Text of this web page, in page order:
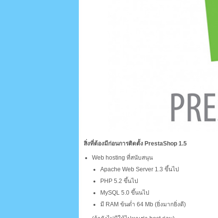
สิ่งที่ต้องมีก่อนการติดตั้ง PrestaShop 1.5
Web hosting ที่สนับสนุน
Apache Web Server 1.3 ขึ้นไป
PHP 5.2 ขึ้นไป
MySQL 5.0 ขึ้นนไป
มี RAM ข้นต่ำ 64 Mb (ยิ่งมากยิ่งดี)